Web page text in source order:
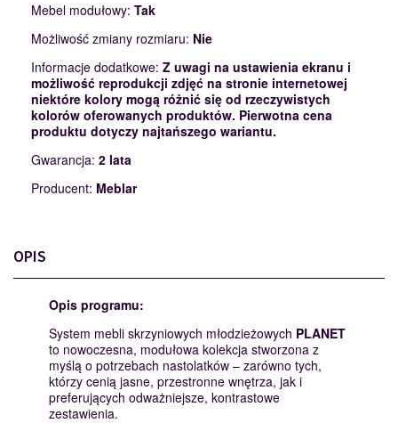
Mebel modułowy: Tak
Możliwość zmiany rozmiaru: Nie
Informacje dodatkowe: Z uwagi na ustawienia ekranu i
możliwość reprodukcji zdjęć na stronie internetowej
niektóre kolory mogą różnić się od rzeczywistych
kolorów oferowanych produktów. Pierwotna cena
produktu dotyczy najtańszego wariantu.
Gwarancja: 2 lata
Producent: Meblar
OPIS
Opis programu:
System mebli skrzyniowych młodzieżowych PLANET
to nowoczesna, modułowa kolekcja stworzona z
myślą o potrzebach nastolatków – zarówno tych,
którzy cenią jasne, przestronne wnętrza, jak i
preferujących odważniejsze, kontrastowe
zestawienia.